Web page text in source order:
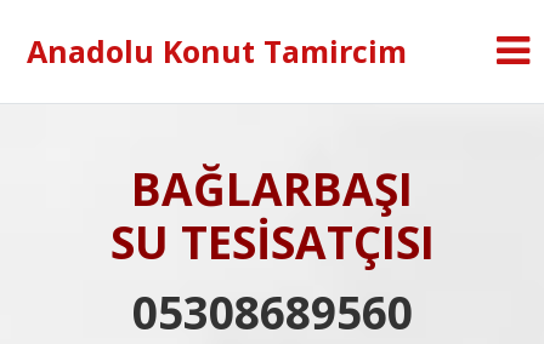
Anadolu Konut Tamircim
BAĞLARBAŞI
SU TESİSATÇISI
05308689560